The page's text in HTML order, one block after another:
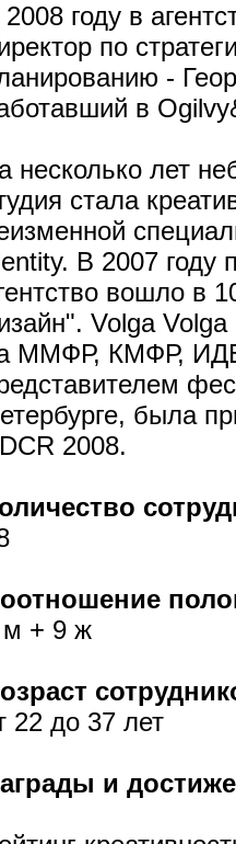
году в
по
-
в
несколько лет
стала
В 2007
вошло в
Volga
ММФР, КМФР,
была
2008.
м + 9 ж
22 до 37 лет
и